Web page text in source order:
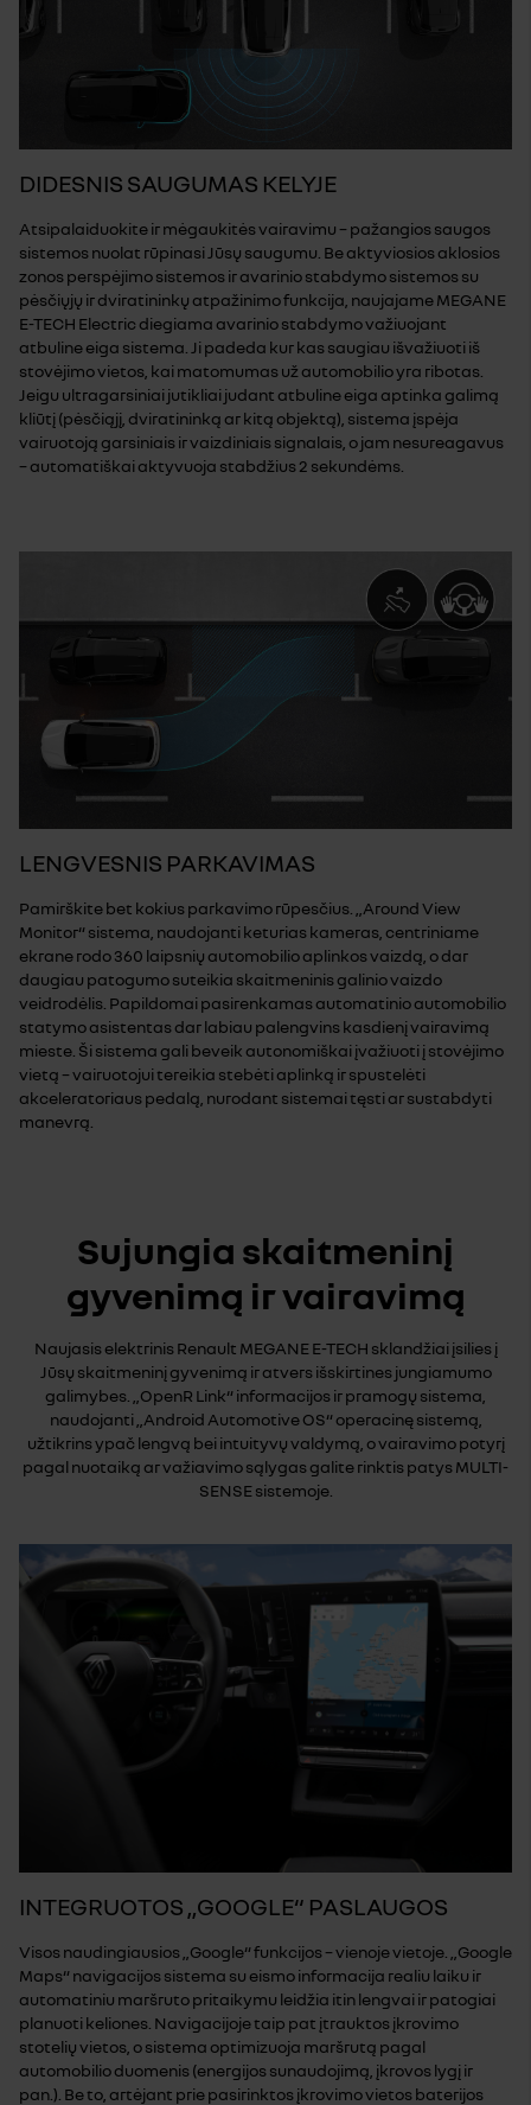
DIDESNIS SAUGUMAS KELYJE
Atsipalaiduokite ir mėgaukitės vairavimu – pažangios saugos
sistemos nuolat rūpinasi Jūsų saugumu. Be aktyviosios aklosios
zonos perspėjimo sistemos ir avarinio stabdymo sistemos su
pėsčiųjų ir dviratininkų atpažinimo funkcija, naujajame MEGANE
E-TECH Electric diegiama avarinio stabdymo važiuojant
atbuline eiga sistema. Ji padeda kur kas saugiau išvažiuoti iš
stovėjimo vietos, kai matomumas už automobilio yra ribotas.
Jeigu ultragarsiniai jutikliai judant atbuline eiga aptinka galimą
kliūtį (pėsčiąjį, dviratininką ar kitą objektą), sistema įspėja
vairuotoją garsiniais ir vaizdiniais signalais, o jam nesureagavus
– automatiškai aktyvuoja stabdžius 2 sekundėms.
LENGVESNIS PARKAVIMAS
Pamirškite bet kokius parkavimo rūpesčius. „Around View
Monitor“ sistema, naudojanti keturias kameras, centriniame
ekrane rodo 360 laipsnių automobilio aplinkos vaizdą, o dar
daugiau patogumo suteikia skaitmeninis galinio vaizdo
veidrodėlis. Papildomai pasirenkamas automatinio automobilio
statymo asistentas dar labiau palengvins kasdienį vairavimą
mieste. Ši sistema gali beveik autonomiškai įvažiuoti į stovėjimo
vietą – vairuotojui tereikia stebėti aplinką ir spustelėti
akceleratoriaus pedalą, nurodant sistemai tęsti ar sustabdyti
manevrą.
Sujungia skaitmeninį
gyvenimą ir vairavimą
Naujasis elektrinis Renault MEGANE E-TECH sklandžiai įsilies į
Jūsų skaitmeninį gyvenimą ir atvers išskirtines jungiamumo
galimybes. „OpenR Link“ informacijos ir pramogų sistema,
naudojanti „Android Automotive OS“ operacinę sistemą,
užtikrins ypač lengvą bei intuityvų valdymą, o vairavimo potyrį
pagal nuotaiką ar važiavimo sąlygas galite rinktis patys MULTI-
SENSE sistemoje.
INTEGRUOTOS „GOOGLE“ PASLAUGOS
Visos naudingiausios „Google“ funkcijos – vienoje vietoje. „Google
Maps“ navigacijos sistema su eismo informacija realiu laiku ir
automatiniu maršruto pritaikymu leidžia itin lengvai ir patogiai
planuoti keliones. Navigacijoje taip pat įtrauktos įkrovimo
stotelių vietos, o sistema optimizuoja maršrutą pagal
automobilio duomenis (energijos sunaudojimą, įkrovos lygį ir
pan.). Be to, artėjant prie pasirinktos įkrovimo vietos baterijos